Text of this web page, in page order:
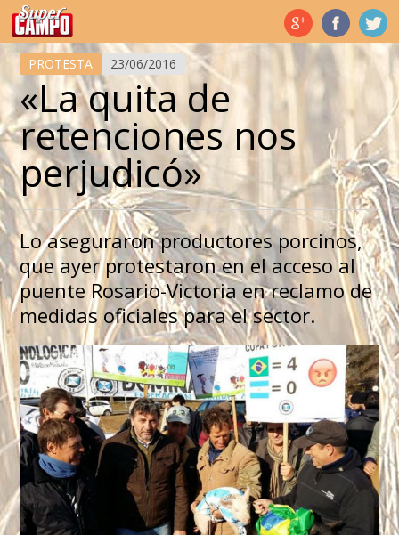
Temas de hoy
PROTESTA 23/06/2016
«La quita de
retenciones nos
perjudicó»
Lo aseguraron productores porcinos,
que ayer protestaron en el acceso al
puente Rosario-Victoria en reclamo de
medidas oficiales para el sector.